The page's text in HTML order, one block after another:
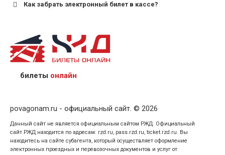
Как забрать электронный билет в кассе?
назвав кассиру 14-значный номер заказа;
предъявив удостоверение личности пассажира, на
кого оформлен билет.
билеты онлайн
povagonam.ru - официальный сайт. © 2026
Данный сайт не является официальным сайтом РЖД. Официальный
сайт РЖД находится по адресам: rzd.ru, pass.rzd.ru, ticket.rzd.ru. Вы
находитесь на сайте субагента, который осуществляет оформление
электронных проездных и перевозочных документов и услуг от